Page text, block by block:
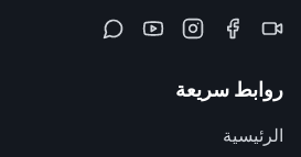
روابط سريعة
الرئيسية